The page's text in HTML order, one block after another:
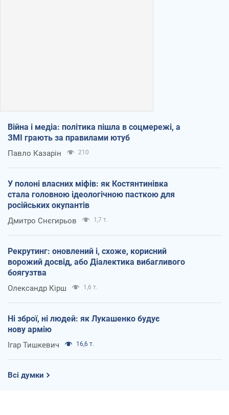
Війна і медіа: політика пішла в соцмережі, а
ЗМІ грають за правилами ютуб
Павло Казарін 210
У полоні власних міфів: як Костянтинівка
стала головною ідеологічною пасткою для
російських окупантів
Дмитро Снєгирьов 1,7 т.
Рекрутинг: оновлений і, схоже, корисний
ворожий досвід, або Діалектика вибагливого
боягузтва
Олександр Кірш 1,6 т.
Ні зброї, ні людей: як Лукашенко будує
нову армію
Ігар Тишкевич 16,6 т.
Всі думки